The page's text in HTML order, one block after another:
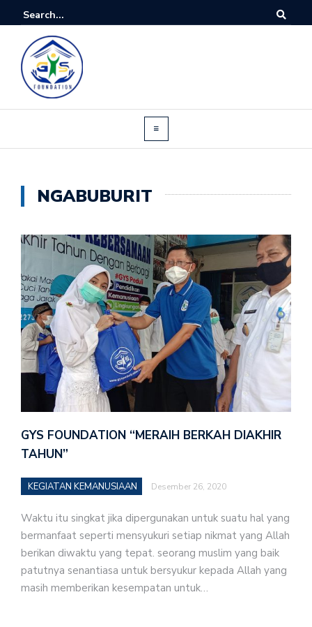
NGABUBURIT
GYS FOUNDATION “MERAIH BERKAH DIAKHIR
TAHUN”
KEGIATAN KEMANUSIAAN Desember 26, 2020
Waktu itu singkat jika dipergunakan untuk suatu hal yang
bermanfaat seperti mensyukuri setiap nikmat yang Allah
berikan diwaktu yang tepat. seorang muslim yang baik
patutnya senantiasa untuk bersyukur kepada Allah yang
masih memberikan kesempatan untuk…